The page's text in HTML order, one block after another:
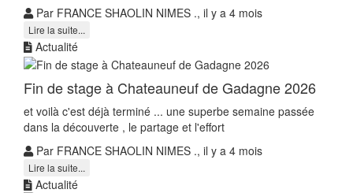
Par FRANCE SHAOLIN NIMES ., il y a 4 mois
Lire la suite...
Actualité
Fin de stage à Chateauneuf de Gadagne 2026
et voilà c'est déjà terminé ... une superbe semaine passée
dans la découverte , le partage et l'effort
Par FRANCE SHAOLIN NIMES ., il y a 4 mois
Lire la suite...
Actualité